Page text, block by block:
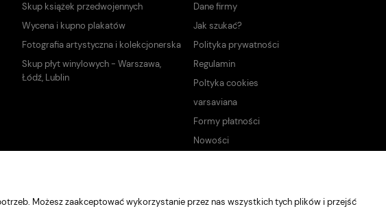
Skup książek przedwojennych
Wycena i kupno plakatów
Fotografia artystyczna i kolekcjonerska
Skup płyt winylowych - Warszawa,
Łódź, Lublin
Dane firmy
Jak szukać?
Polityka prywatności
Regulamin
Poltyka cookies
varsaviana
Formy płatności
Nowości
Możesz zaakceptować wykorzystanie przez nas wszystkich tych plików i przejść